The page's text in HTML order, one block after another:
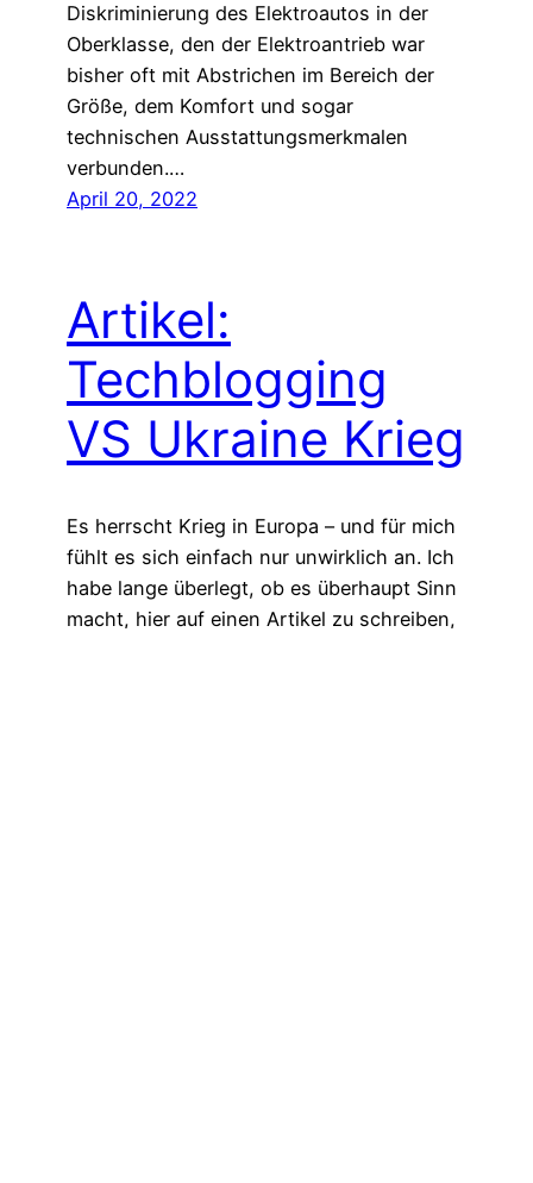
Diskriminierung des Elektroautos in der
Oberklasse, den der Elektroantrieb war
bisher oft mit Abstrichen im Bereich der
Größe, dem Komfort und sogar
technischen Ausstattungsmerkmalen
verbunden.…
April 20, 2022
Artikel:
Techblogging
VS Ukraine Krieg
Es herrscht Krieg in Europa – und für mich
fühlt es sich einfach nur unwirklich an. Ich
habe lange überlegt, ob es überhaupt Sinn
macht, hier auf einen Artikel zu schreiben,